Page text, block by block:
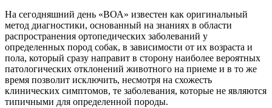
На сегодняшний день «BОА» известен как оригинальный
метод диагностики, основанный на знаниях в области
распространения ортопедических заболеваний у
определенных пород собак, в зависимости от их возраста и
пола, который сразу направит в сторону наиболее вероятных
патологических отклонений животного на приеме и в то же
время позволит исключить, несмотря на схожесть
клинических симптомов, те заболевания, которые не являются
типичными для определенной породы.